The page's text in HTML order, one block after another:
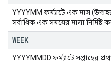
YYYYMM ফর্ম্যাটে এক মাস
সর্বাধিক এক সময়ের মাত্রা নির্দিষ্ট
WEEK
YYYYMMDD ফর্ম্যাটে সপ্তাহের